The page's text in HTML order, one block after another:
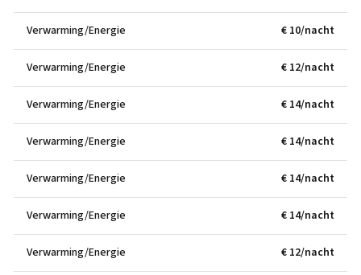
Verwarming/Energie € 10/nacht
Verwarming/Energie € 12/nacht
Verwarming/Energie € 14/nacht
Verwarming/Energie € 14/nacht
Verwarming/Energie € 14/nacht
Verwarming/Energie € 14/nacht
Verwarming/Energie € 12/nacht